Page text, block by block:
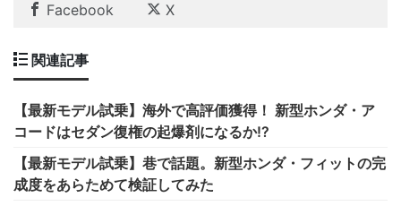
Facebook X
関連記事
【最新モデル試乗】海外で高評価獲得！ 新型ホンダ・ア
コードはセダン復権の起爆剤になるか!?
【最新モデル試乗】巷で話題。新型ホンダ・フィットの完
成度をあらためて検証してみた